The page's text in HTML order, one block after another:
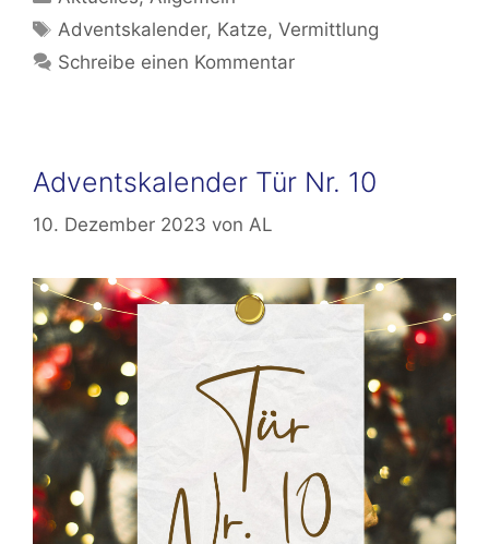
Schlagwörter
Adventskalender, Katze,Vermittlung
Schreibe einen Kommentar
Adventskalender Tür Nr. 10
10. Dezember 2023 von AL